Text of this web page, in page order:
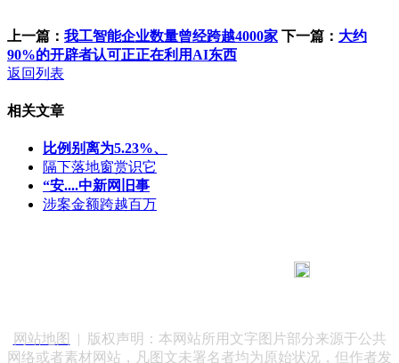
上一篇： 我工智能企业数量曾经跨越4000家 下一篇： 大约
90%的开辟者认可正正在利用AI东西
返回列表
相关文章
比例别离为5.23%、
隔下落地窗赏识它
“安....中新网旧事
涉案金额跨越百万
网站地图
| 版权声明：本网站所用文字图片部分来源于公共
网络或者素材网站，凡图文未署名者均为原始状况，但作者发